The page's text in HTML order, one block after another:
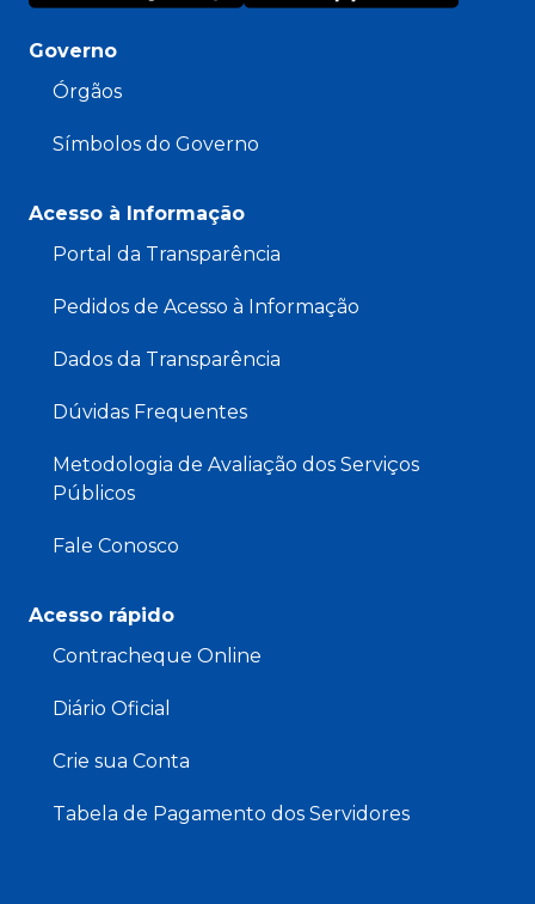
Governo
Órgãos
Símbolos do Governo
Acesso à Informação
Portal da Transparência
Pedidos de Acesso à Informação
Dados da Transparência
Dúvidas Frequentes
Metodologia de Avaliação dos Serviços
Públicos
Fale Conosco
Acesso rápido
Contracheque Online
Diário Oficial
Crie sua Conta
Tabela de Pagamento dos Servidores